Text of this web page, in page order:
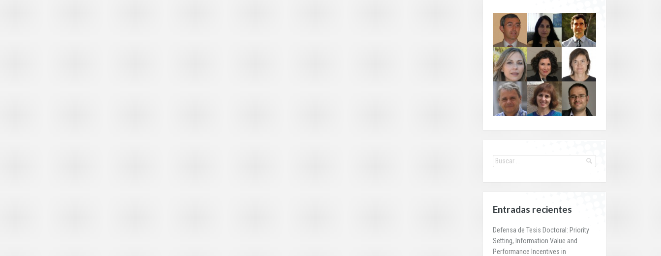
Entradas recientes
Defensa de Tesis Doctoral: Priority
Setting, Information Value and
Performance Incentives in